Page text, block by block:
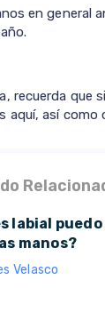
en general
recuerda que
aquí, así como
labial
manos?
Velasco